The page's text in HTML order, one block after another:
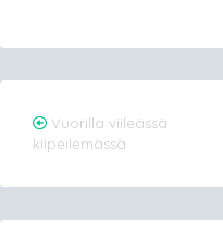
Post
navigation
Vuorilla viileässä
kiipeilemässä